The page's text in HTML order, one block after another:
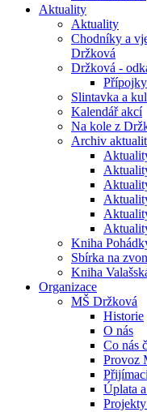
Aktuality
Aktuality
Chodníky a
Držková
Držková -
Přípojky
Slintavka a
Kalendář akcí
Na kole z
Archiv aktualit
Kniha
Sbírka na zvon
Kniha
Organizace
MŠ Držková
Historie
O nás
Co nás
Provoz
Úplata